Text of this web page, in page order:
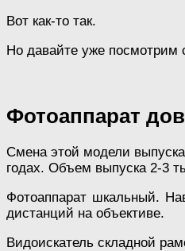
Вот как-то так.
Но давайте уже посмотрим
Фотоаппарат
Смена этой модели
годах. Объем выпуска 2-3
Фотоаппарат шкальный.
дистанций на объективе.
Видоискатель складной